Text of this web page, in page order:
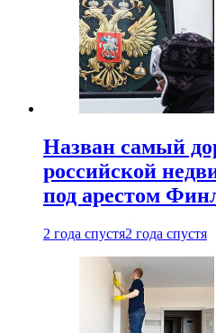
Назван самый
российской
под арестом
2 года спустя2 года спустя